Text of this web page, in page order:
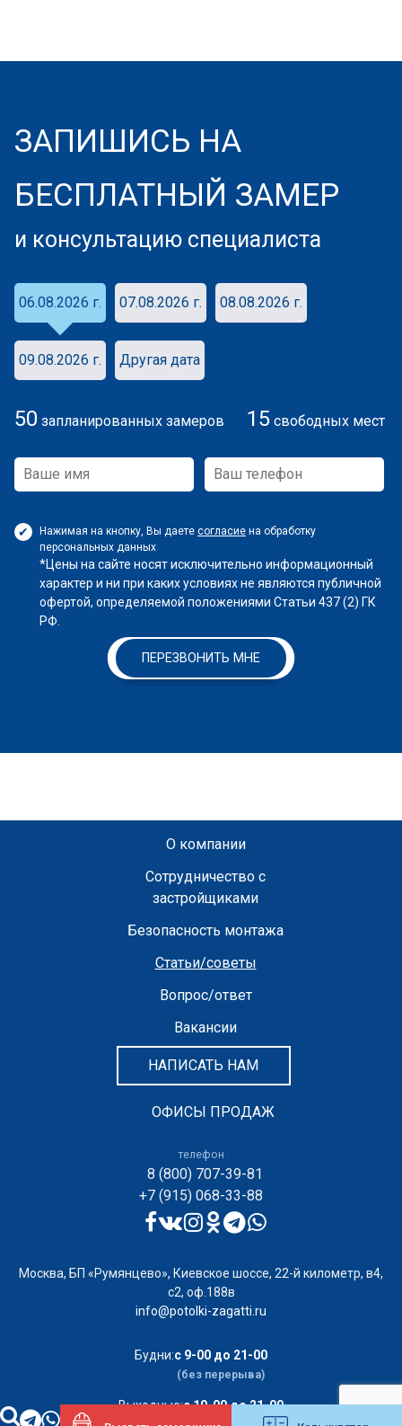
ЗАПИШИСЬ НА
БЕСПЛАТНЫЙ ЗАМЕР
и консультацию специалиста
06.08.2026 г. 07.08.2026 г. 08.08.2026 г.
09.08.2026 г. Другая дата
50 запланированных замеров 15 свободных мест
Нажимая на кнопку, Вы даете согласие на обработку
персональных данных
*Цены на сайте носят исключительно информационный
характер и ни при каких условиях не являются публичной
офертой, определяемой положениями Статьи 437 (2) ГК
РФ.
ПЕРЕЗВОНИТЬ МНЕ
О компании
Сотрудничество с
застройщиками
Безопасность монтажа
Статьи/советы
Вопрос/ответ
Вакансии
НАПИСАТЬ НАМ
ОФИСЫ ПРОДАЖ
телефон
8 (800) 707-39-81
+7 (915) 068-33-88
Москва, БП «Румянцево», Киевское шоссе, 22-й километр, в4,
с2, оф.188в
info@potolki-zagatti.ru
Будни:с 9-00 до 21-00
(без перерыва)
Выходные:с 10-00 до 21-00